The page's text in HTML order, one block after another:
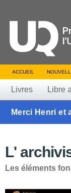
ACCUEIL
Livres Libre
Merci Henri et
L'
Les éléments